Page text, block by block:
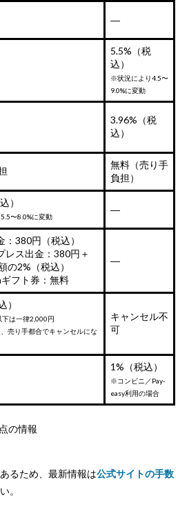
―
5.5%（税
込）
※状況により4.5〜
9.0%に変動
3.96%（税
込）
無料（売り手
負担）
）
〜8.0%に変動
―
：380円（税込）
レス出金：380円＋
の2%（税込）
フト券：無料
―
）
は一律2,000円
売り手都合でキャンセルにな
キャンセル不
可
1%（税込）
※コンビニ／Pay-
easy利用の場合
の情報
るため、最新情報は公式サイトの手数
。